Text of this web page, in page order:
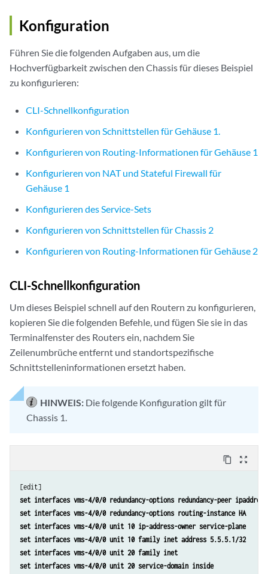
Konfiguration
Führen Sie die folgenden Aufgaben aus, um die
Hochverfügbarkeit zwischen den Chassis für dieses Beispiel
zu konfigurieren:
CLI-Schnellkonfiguration
Konfigurieren von Schnittstellen für Gehäuse 1.
Konfigurieren von Routing-Informationen für Gehäuse 1
Konfigurieren von NAT und Stateful Firewall für
Gehäuse 1
Konfigurieren des Service-Sets
Konfigurieren von Schnittstellen für Chassis 2
Konfigurieren von Routing-Informationen für Gehäuse 2
CLI-Schnellkonfiguration
Um dieses Beispiel schnell auf den Routern zu konfigurieren,
kopieren Sie die folgenden Befehle, und fügen Sie sie in das
Terminalfenster des Routers ein, nachdem Sie
Zeilenumbrüche entfernt und standortspezifische
Schnittstelleninformationen ersetzt haben.
HINWEIS: Die folgende Konfiguration gilt für
Chassis 1.
content_copy zoom_out_map
set interfaces vms-4/0/0 redundancy-options redundancy-peer
set interfaces vms-4/0/0 redundancy-options routing-instance HA
set interfaces vms-4/0/0 unit 10 ip-address-owner service-plane
set interfaces vms-4/0/0 unit 10 family inet address 5.5.5.1/32
set interfaces vms-4/0/0 unit 20 family inet
set interfaces vms-4/0/0 unit 20 service-domain inside